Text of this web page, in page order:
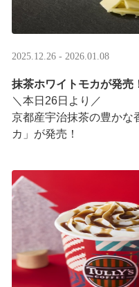
2025.12.26 - 2026.01.08
抹茶ホワイトモカが発売
＼本日26日より／
京都産宇治抹茶の豊かな
カ」が発売！